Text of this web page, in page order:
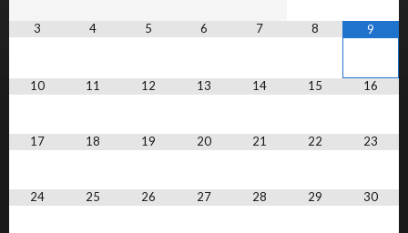
3 4 5 6 7 8 9
10 11 12 13 14 15 16
17 18 19 20 21 22 23
24 25 26 27 28 29 30